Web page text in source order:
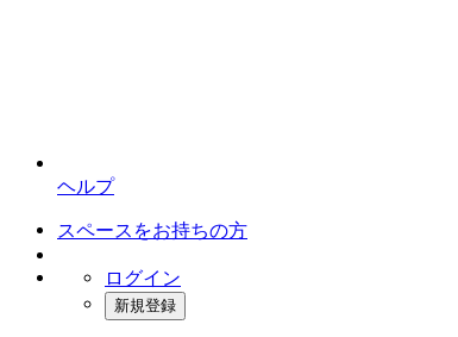
ヘルプ
スペースをお持ちの方
ログイン
新規登録